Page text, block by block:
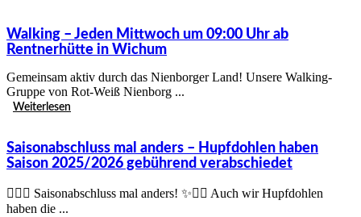
Walking – Jeden Mittwoch um 09:00 Uhr ab
Rentnerhütte in Wichum
Gemeinsam aktiv durch das Nienborger Land! Unsere Walking-
Gruppe von Rot-Weiß Nienborg ...
Weiterlesen
Saisonabschluss mal anders – Hupfdohlen haben
Saison 2025/2026 gebührend verabschiedet
🚴‍♀️✨ Saisonabschluss mal anders! ✨🚴‍♀️ Auch wir Hupfdohlen
haben die ...